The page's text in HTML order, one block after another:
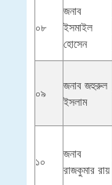
০৮
জনাব
ইসমাইল
হোসেন
০৯
জনাব জহুরুল
ইসলাম
১০
জনাব
রাজকুমার রায়